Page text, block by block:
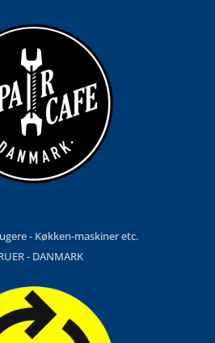
- Køkken-maskiner etc.
- DANMARK